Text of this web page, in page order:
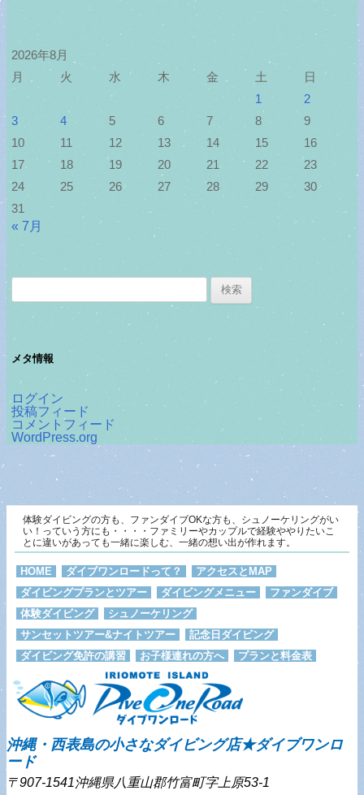
2026年8月
月
火 水 木 金 土
日
1
2
3
4 5 6 7 8
9
10
11 12 13 14 15
16
17
18 19 20 21 22
23
24
25 26 27 28 29
30
31
« 7月
メタ情報
ログイン
投稿フィード
コメントフィード
WordPress.org
体験ダイビングの方も、ファンダイブOKな方も、シュノーケリングがい
い！っていう方にも・・・・ファミリーやカップルで経験ややりたいこ
とに違いがあっても一緒に楽しむ、一緒の想い出が作れます。
HOME ダイブワンロードって？
アクセスとMAP
ダイビングプランとツアー
ダイビングメニュー
ファンダイブ
体験ダイビング
シュノーケリング
サンセットツアー&ナイトツアー
記念日ダイビング
ダイビング免許の講習
お子様連れの方へ プランと料金表
沖縄・西表島の小さなダイビング店★ダイブワンロ
ード
〒907-1541沖縄県八重山郡竹富町字上原53-1